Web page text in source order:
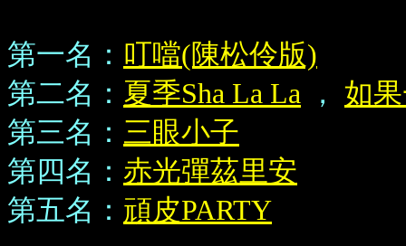
第一名： 叮噹(陳松伶版)
第二名： 夏季Sha La La ， 如
第三名： 三眼小子
第四名： 赤光彈茲里安
第五名： 頑皮PARTY